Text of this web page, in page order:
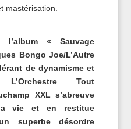
mastérisation.
« Sauvage
Bongo Joe/L’Autre
de dynamisme et
L’Orchestre Tout
XXL s’abreuve
vie et en restitue
superbe désordre